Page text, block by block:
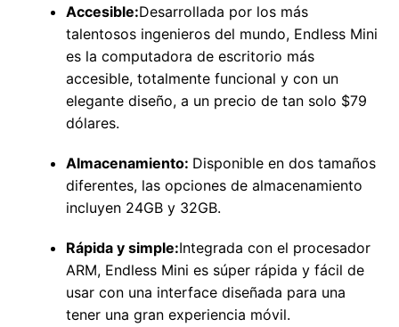
Accesible:Desarrollada por los más
talentosos ingenieros del mundo, Endless Mini
es la computadora de escritorio más
accesible, totalmente funcional y con un
elegante diseño, a un precio de tan solo $79
dólares.
Almacenamiento: Disponible en dos tamaños
diferentes, las opciones de almacenamiento
incluyen 24GB y 32GB.
Rápida y simple:Integrada con el procesador
ARM, Endless Mini es súper rápida y fácil de
usar con una interface diseñada para una
tener una gran experiencia móvil.